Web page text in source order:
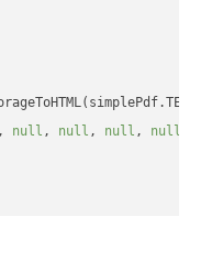
, null , null , null , null